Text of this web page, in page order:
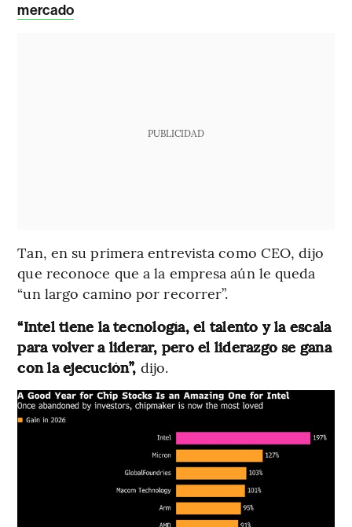
mercado
PUBLICIDAD
Tan, en su primera entrevista como CEO, dijo
que reconoce que a la empresa aún le queda
“un largo camino por recorrer”.
“Intel tiene la tecnología, el talento y la escala
para volver a liderar, pero el liderazgo se gana
con la ejecución”, dijo.